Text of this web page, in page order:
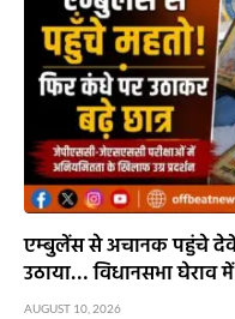
एम्बुलेंस से अचानक पहुंचे
उठाया… विधानसभा घेराव
AUGUST 10, 2026